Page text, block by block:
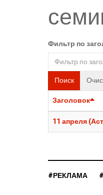
Фильтр по
Поиск
Заголовок
11 апреля
#РЕКЛАМА